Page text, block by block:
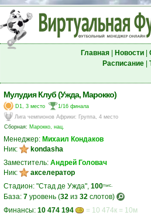
Главная| Новости|
Расписание|
Мулудия Клуб (Ужда, Марокко)
D1, 3 место
1/16 финала
Лига чемпионов Африки: Группа, 4 место
Сборная: Марокко, нац.
Менеджер: Михаил Кондаков
Ник:
kondasha
Заместитель: Андрей Головач
Ник:
акселератор
Стадион: "Стад де Ужда", 100тыс.
База: 7 уровень (32 из 32 слотов)
Финансы: 10 474 194 = 10 474к = 10м